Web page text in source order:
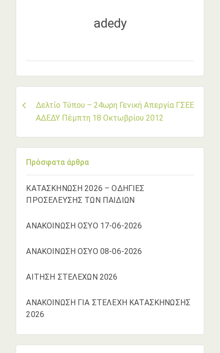
adedy
Πλοήγηση
άρθρων
Δελτίο Τύπου – 24ωρη Γενική Απεργία ΓΣΕΕ
ΑΔΕΔΥ Πέμπτη 18 Οκτωβρίου 2012
Πρόσφατα άρθρα
ΚΑΤΑΣΚΗΝΩΣΗ 2026 – ΟΔΗΓΙΕΣ
ΠΡΟΣΕΛΕΥΣΗΣ ΤΩΝ ΠΑΙΔΙΩΝ
ΑΝΑΚΟΙΝΩΣΗ ΟΣΥΟ 17-06-2026
ΑΝΑΚΟΙΝΩΣΗ ΟΣΥΟ 08-06-2026
ΑΙΤΗΣΗ ΣΤΕΛΕΧΩΝ 2026
ΑΝΑΚΟΙΝΩΣΗ ΓΙΑ ΣΤΕΛΕΧΗ ΚΑΤΑΣΚΗΝΩΣΗΣ
2026